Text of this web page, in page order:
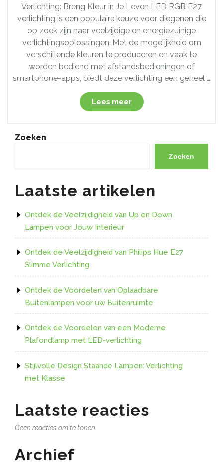
Verlichting: Breng Kleur in Je Leven LED RGB E27
verlichting is een populaire keuze voor diegenen die
op zoek zijn naar veelzijdige en energiezuinige
verlichtingsoplossingen. Met de mogelijkheid om
verschillende kleuren te produceren en vaak te
worden bediend met afstandsbedieningen of
smartphone-apps, biedt deze verlichting een geheel …
Lees meer“Ontdek
de
Veelzijdigheid
LED
E27
Zoeken
Zoeken
Laatste artikelen
Ontdek de Veelzijdigheid van Up en Down
Lampen voor Jouw Interieur
Ontdek de Veelzijdigheid van Philips Hue E27
Slimme Verlichting
Ontdek de Voordelen van Oplaadbare
Buitenlampen voor uw Buitenruimte
Ontdek de Voordelen van een Moderne
Plafondlamp met LED-verlichting
Stijlvolle Design Staande Lampen: Verlichting
met Klasse
Laatste reacties
Geen reacties om te tonen.
Archief